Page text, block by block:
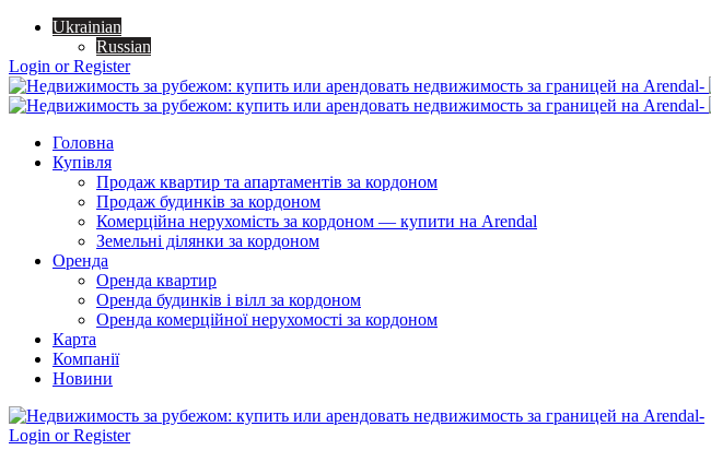
Ukrainian
Russian
Login or Register
Головна
Купівля
Продаж квартир та апартаментів за кордоном
Продаж будинків за кордоном
Комерційна нерухомість за кордоном — купити на Arendal
Земельні ділянки за кордоном
Оренда
Оренда квартир
Оренда будинків і вілл за кордоном
Оренда комерційної нерухомості за кордоном
Карта
Компанії
Новини
Login or Register